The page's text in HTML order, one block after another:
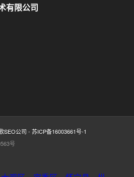
有限公司
SEO公司 - 苏ICP备16003661号-1
号